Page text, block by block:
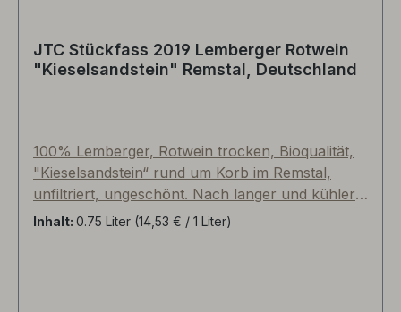
JTC Stückfass 2019 Lemberger Rotwein
"Kieselsandstein" Remstal, Deutschland
100% Lemberger, Rotwein trocken, Bioqualität,
"Kieselsandstein“ rund um Korb im Remstal,
unfiltriert, ungeschönt. Nach langer und kühler
Maischegärung fand der Ausbau im Edelstahl
Inhalt: 0.75 Liter (14,53 € / 1 Liter)